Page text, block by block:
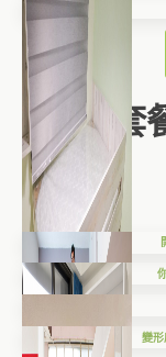
套
變形